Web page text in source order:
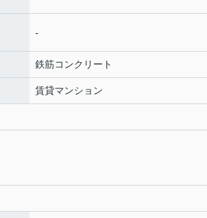
-
鉄筋コンクリート
賃貸マンション